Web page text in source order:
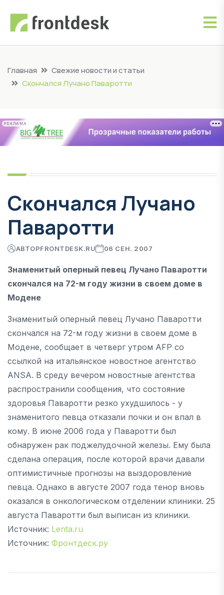
Главная
Свежие новости и статьи
Скончался Лучано Паваротти
РЕКЛАМА
Скончался Лучано
Паваротти
АВТОРFRONTDESK.RU 06 СЕН. 2007
Знаменитый оперный певец Лучано Паваротти
скончался на 72-м году жизни в своем доме в
Модене
Знаменитый оперный певец Лучано Паваротти
скончался на 72-м году жизни в своем доме в
Модене, сообщает в четверг утром AFP со
ссылкой на итальянское новостное агентство
ANSA. В среду вечером новостные агентства
распространили сообщения, что состояние
здоровья Паваротти резко ухудшилось - у
знаменитого певца отказали почки и он впал в
кому. В июне 2006 года у Паваротти был
обнаружен рак поджелудочной железы. Ему была
сделана операция, после которой врачи давали
оптимистичные прогнозы на выздоровление
певца. Однако в августе 2007 года тенор вновь
оказался в онкологическом отделении клиники. 25
августа Паваротти был выписан из клиники.
Источник: Lenta.ru
Источник: Фронтдеск.ру